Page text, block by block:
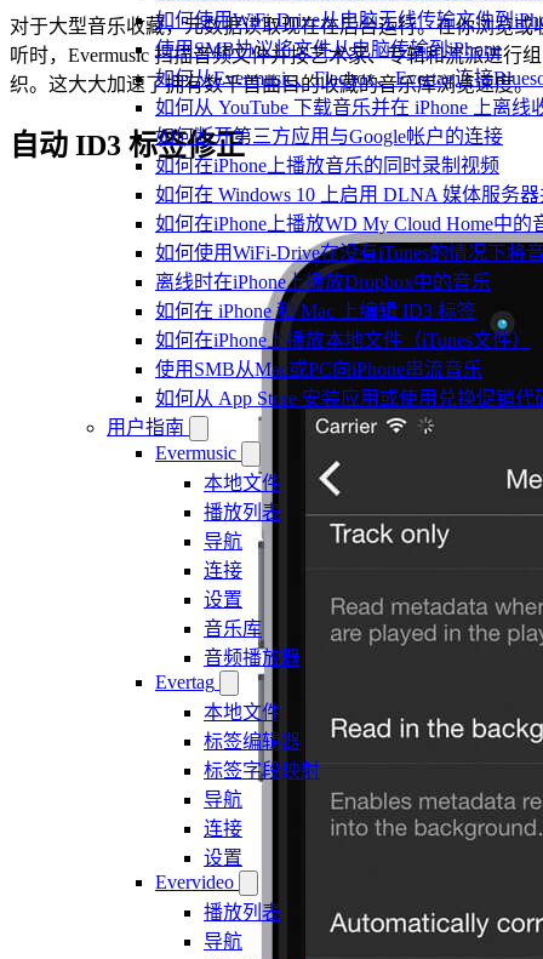
如何使用WiFi-Drive从电脑无线传输文件到
使用SMB协议将文件从电脑传输到iPhone
如何从Evermusic、Flacbox、Evertag连接
如何从 YouTube 下载音乐并在 iPhone 上离线
如何断开第三方应用与Google帐户的连接
如何在iPhone上播放音乐的同时录制视频
如何在 Windows 10 上启用 DLNA 媒体服务
如何在iPhone上播放WD My Cloud Home中的
如何使用WiFi-Drive在没有iTunes的情况下将
离线时在iPhone上播放Dropbox中的音乐
如何在 iPhone 和 Mac 上编辑 ID3 标签
如何在iPhone上播放本地文件（iTunes文件）
使用SMB从Mac或PC向iPhone串流音乐
如何从 App Store 安装应用或使用兑换促销
用户指南
Evermusic
本地文件
播放列表
导航
连接
设置
音乐库
音频播放器
Evertag
本地文件
标签编辑器
标签字段映射
导航
连接
设置
Evervideo
播放列表
导航
对于大型音乐收藏，元数据读取现在在后台运行。在你浏览或
听时，Evermusic 扫描音频文件并按艺术家、专辑和流派进行组
织。这大大加速了拥有数千首曲目的收藏的音乐库浏览速度。
自动 ID3 标签修正